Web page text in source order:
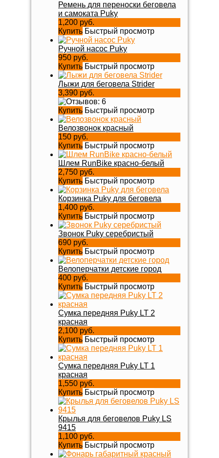
Ремень для переноски беговела
и самоката Puky
1,200 руб.
Купить Быстрый просмотр
Ручной насос Puky
950 руб.
Купить Быстрый просмотр
Лыжи для беговела Strider
3,390 руб.
Купить Быстрый просмотр
Велозвонок красный
150 руб.
Купить Быстрый просмотр
Шлем RunBike красно-белый
2,750 руб.
Купить Быстрый просмотр
Корзинка Puky для беговела
1,400 руб.
Купить Быстрый просмотр
Звонок Puky серебристый
690 руб.
Купить Быстрый просмотр
Велоперчатки детские город
400 руб.
Купить Быстрый просмотр
Сумка передняя Puky LT 2
красная
2,100 руб.
Купить Быстрый просмотр
Сумка передняя Puky LT 1
красная
1,550 руб.
Купить Быстрый просмотр
Крылья для беговелов Puky LS
9415
1,100 руб.
Купить Быстрый просмотр